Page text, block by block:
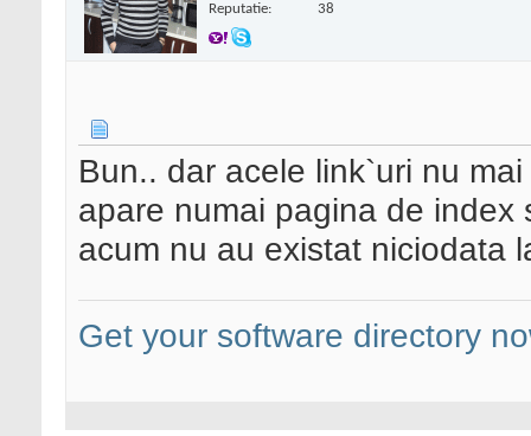
Reputatie: 38
Bun.. dar acele link`uri nu
apare numai pagina de index
acum nu au existat niciodata
Get your software directory